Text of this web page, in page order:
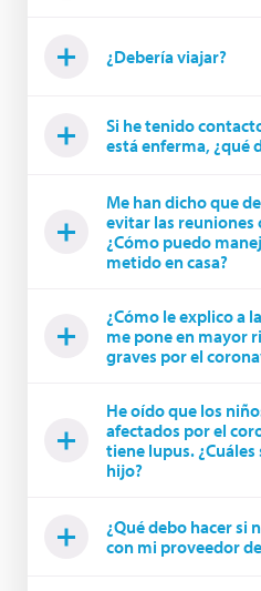
¿Debería viajar?
Si he tenido
está enferma, ¿qué
Me han dicho que
evitar las reuniones
¿Cómo puedo
metido en casa?
¿Cómo le explico a
me pone en mayor
graves por el
He oído que los
afectados por el
tiene lupus.
hijo?
¿Qué debo hacer si
con mi proveedor